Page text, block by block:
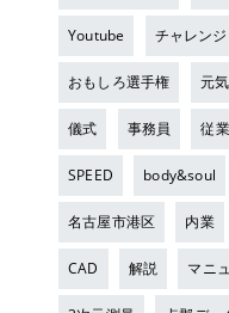
Youtube チャレンジ
おもしろ選手権 元気
儀式 事務員 従
SPEED body&soul
名古屋市港区 内業
CAD 解説 マニ